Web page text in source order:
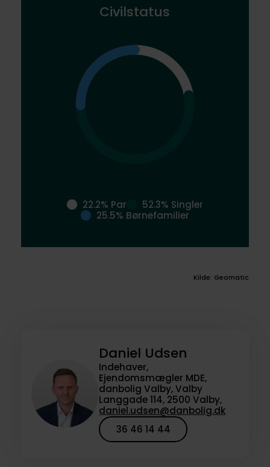
Civilstatus
22.2% Par
52.3% Singler
25.5% Børnefamilier
Kilde: Geomatic
Daniel Udsen
Indehaver,
Ejendomsmægler MDE,
danbolig Valby, Valby
Langgade 114, 2500 Valby,
daniel.udsen@danbolig.dk
36 46 14 44